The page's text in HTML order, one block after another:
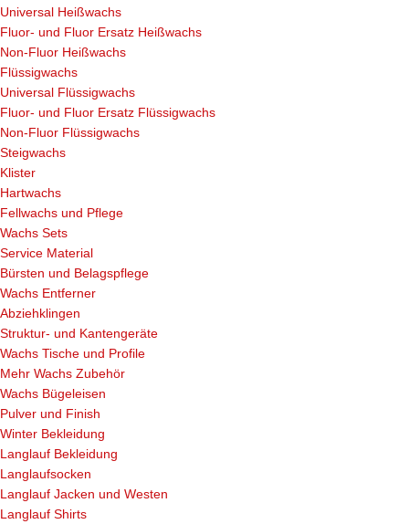
Universal Heißwachs
Fluor- und Fluor Ersatz Heißwachs
Non-Fluor Heißwachs
Flüssigwachs
Universal Flüssigwachs
Fluor- und Fluor Ersatz Flüssigwachs
Non-Fluor Flüssigwachs
Steigwachs
Klister
Hartwachs
Fellwachs und Pflege
Wachs Sets
Service Material
Bürsten und Belagspflege
Wachs Entferner
Abziehklingen
Struktur- und Kantengeräte
Wachs Tische und Profile
Mehr Wachs Zubehör
Wachs Bügeleisen
Pulver und Finish
Winter Bekleidung
Langlauf Bekleidung
Langlaufsocken
Langlauf Jacken und Westen
Langlauf Shirts